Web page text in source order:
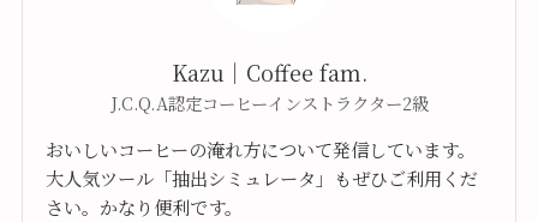
Kazu｜Coffee fam.
J.C.Q.A認定コーヒーインストラクター2級
おいしいコーヒーの淹れ方について発信しています。
大人気ツール「抽出シミュレータ」もぜひご利用くだ
さい。かなり便利です。